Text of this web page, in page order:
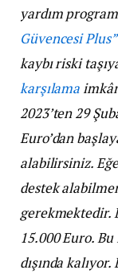
yardım
Güvencesi Plus”
kaybı riski
karşılama
2023’ten 29
Euro’dan
alabilirsiniz.
destek
gerekmektedir.
15.000 Euro.
dışında